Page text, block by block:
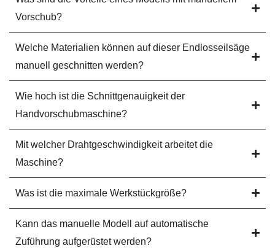
Vorschub?
Welche Materialien können auf dieser Endlosseilsäge
manuell geschnitten werden?
Wie hoch ist die Schnittgenauigkeit der
Handvorschubmaschine?
Mit welcher Drahtgeschwindigkeit arbeitet die
Maschine?
Was ist die maximale Werkstückgröße?
Kann das manuelle Modell auf automatische
Zuführung aufgerüstet werden?